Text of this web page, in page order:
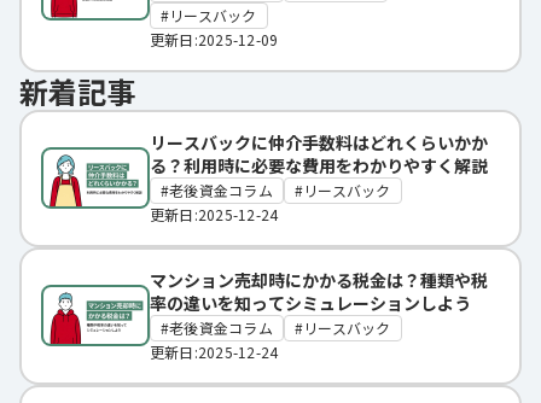
リースバック
更新日:2025-12-09
新着記事
リースバックに仲介手数料はどれくらいかか
る？利用時に必要な費用をわかりやすく解説
老後資金コラム
リースバック
更新日:2025-12-24
マンション売却時にかかる税金は？種類や税
率の違いを知ってシミュレーションしよう
老後資金コラム
リースバック
更新日:2025-12-24